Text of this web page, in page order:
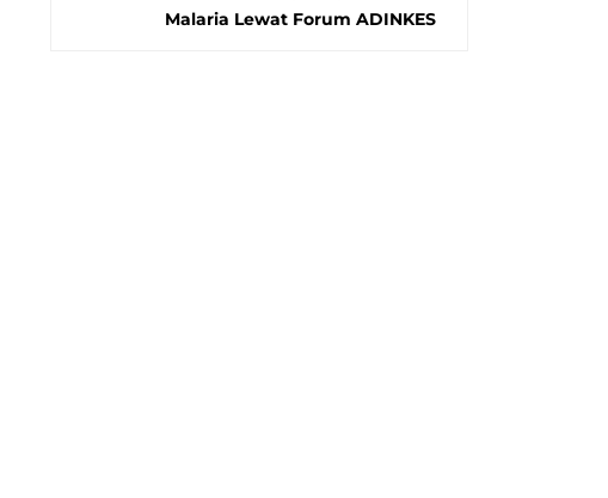
Malaria Lewat Forum ADINKES